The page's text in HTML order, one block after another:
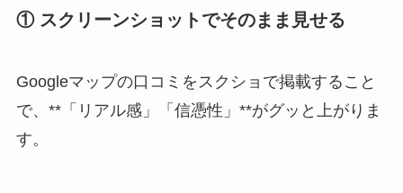
① スクリーンショットでそのまま見せる
Googleマップの口コミをスクショで掲載すること
で、**「リアル感」「信憑性」**がグッと上がりま
す。